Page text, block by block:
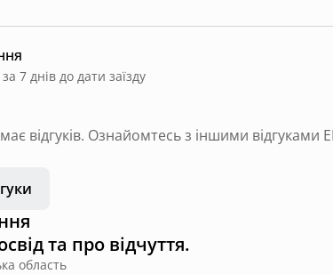
7 днів до дати заїзду
відгуків. Ознайомтесь з іншими відгуками
та про відчуття.
область